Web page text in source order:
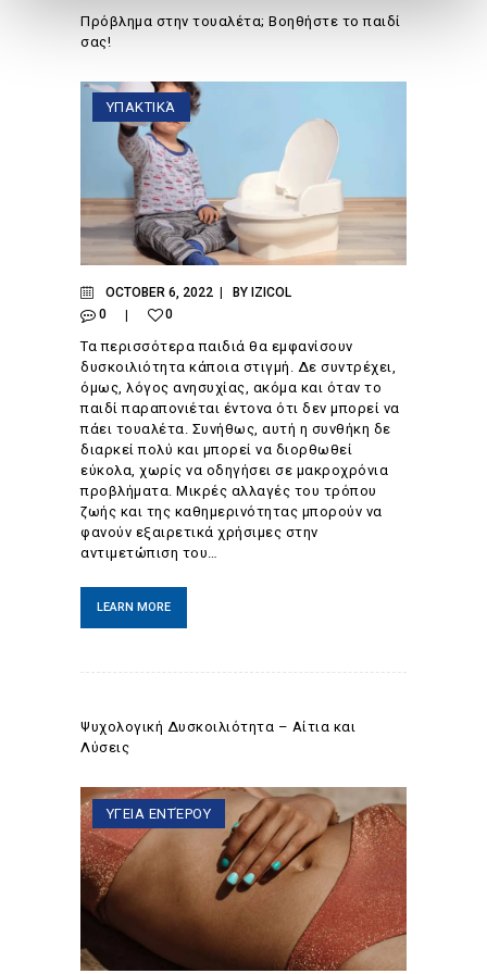
Πρόβλημα στην τουαλέτα; Βοηθήστε το παιδί
σας!
ΥΠΑΚΤΙΚΆ
OCTOBER 6, 2022 BY IZICOL
0
0
Τα περισσότερα παιδιά θα εμφανίσουν
δυσκοιλιότητα κάποια στιγμή. Δε συντρέχει,
όμως, λόγος ανησυχίας, ακόμα και όταν το
παιδί παραπονιέται έντονα ότι δεν μπορεί να
πάει τουαλέτα. Συνήθως, αυτή η συνθήκη δε
διαρκεί πολύ και μπορεί να διορθωθεί
εύκολα, χωρίς να οδηγήσει σε μακροχρόνια
προβλήματα. Μικρές αλλαγές του τρόπου
ζωής και της καθημερινότητας μπορούν να
φανούν εξαιρετικά χρήσιμες στην
αντιμετώπιση του…
LEARN MORE
Ψυχολογική Δυσκοιλιότητα – Αίτια και
Λύσεις
ΥΓΕΙΑ ΕΝΤΈΡΟΥ